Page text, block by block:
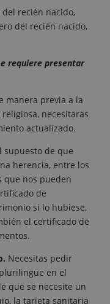
recién nacido,
del recién nacido,
requiere presentar
manera previa a la
necesitaras
actualizado.
supuesto de que
herencia, entre los
que nos pueden
de
si lo hubiese,
el certificado de
Necesitas pedir
en el
que se necesite un
la tarjeta sanitaria